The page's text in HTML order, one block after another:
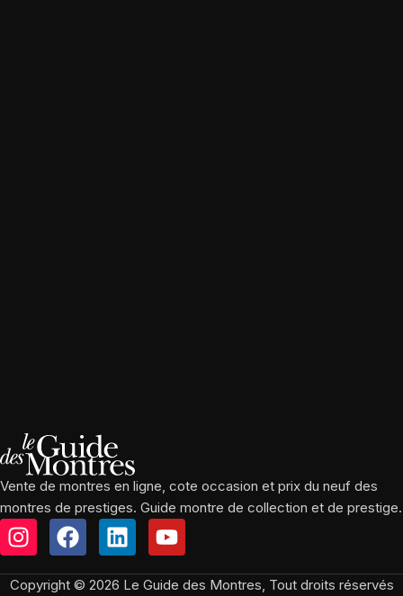
Vente de montres en ligne, cote occasion et prix du neuf des
montres de prestiges. Guide montre de collection et de prestige.
Copyright © 2026 Le Guide des Montres, Tout droits réservés